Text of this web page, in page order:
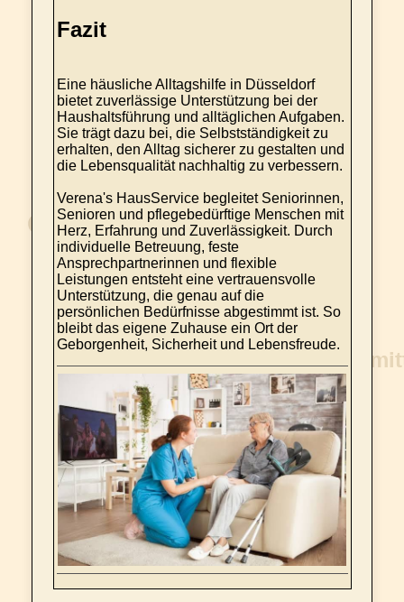
Fazit
Eine häusliche Alltagshilfe in Düsseldorf
bietet zuverlässige Unterstützung bei der
Haushaltsführung und alltäglichen Aufgaben.
Sie trägt dazu bei, die Selbstständigkeit zu
erhalten, den Alltag sicherer zu gestalten und
die Lebensqualität nachhaltig zu verbessern.
Verena's HausService begleitet Seniorinnen,
Senioren und pflegebedürftige Menschen mit
Herz, Erfahrung und Zuverlässigkeit. Durch
individuelle Betreuung, feste
Ansprechpartnerinnen und flexible
Leistungen entsteht eine vertrauensvolle
Unterstützung, die genau auf die
persönlichen Bedürfnisse abgestimmt ist. So
bleibt das eigene Zuhause ein Ort der
Geborgenheit, Sicherheit und Lebensfreude.